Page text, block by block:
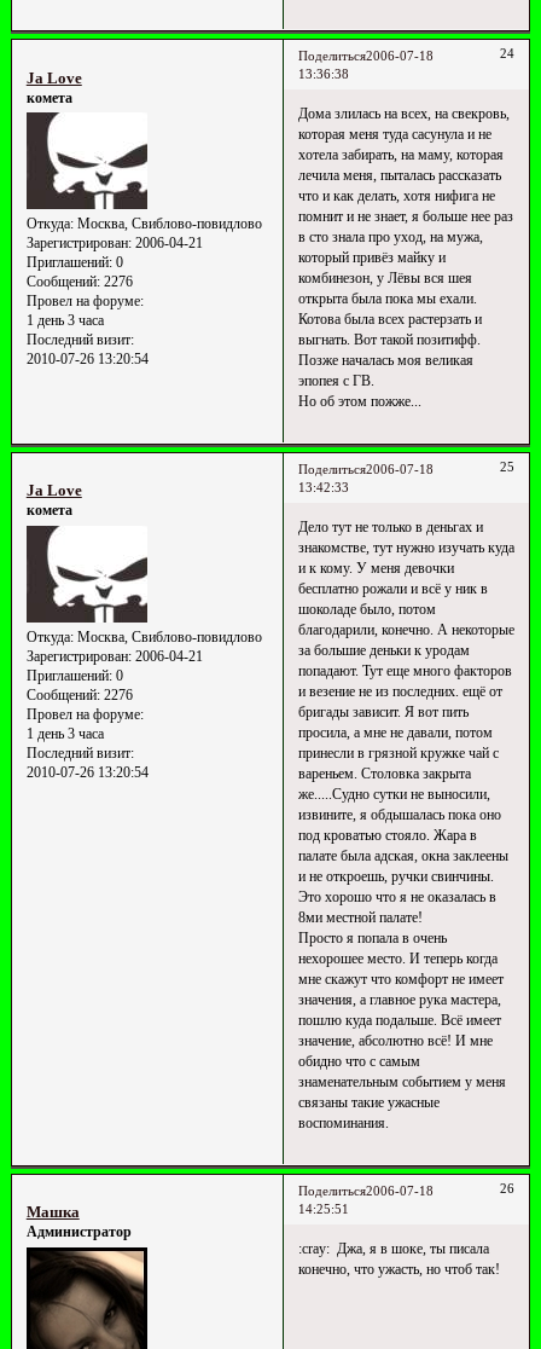
Поделиться 24
2006-07-18
13:36:38
Ja Love
комета
Откуда:Москва, Свиблово-повидлово
Зарегистрирован: 2006-04-21
Приглашений:0
Сообщений:2276
Провел на форуме:
1 день 3 часа
Последний визит:
2010-07-26 13:20:54
Дома злилась на всех, на свекровь,
которая меня туда сасунула и не
хотела забирать, на маму, которая
лечила меня, пыталась рассказать
что и как делать, хотя нифига не
помнит и не знает, я больше нее раз
в сто знала про уход, на мужа,
который привёз майку и
комбинезон, у Лёвы вся шея
открыта была пока мы ехали.
Котова была всех растерзать и
выгнать. Вот такой позитифф.
Позже началась моя великая
эпопея с ГВ.
Но об этом пожже...
Поделиться 25
2006-07-18
13:42:33
Ja Love
комета
Откуда:Москва, Свиблово-повидлово
Зарегистрирован: 2006-04-21
Приглашений:0
Сообщений:2276
Провел на форуме:
1 день 3 часа
Последний визит:
2010-07-26 13:20:54
Дело тут не только в деньгах и
знакомстве, тут нужно изучать куда
и к кому. У меня девочки
бесплатно рожали и всё у ник в
шоколаде было, потом
благодарили, конечно. А некоторые
за большие деньки к уродам
попадают. Тут еще много факторов
и везение не из последних. ещё от
бригады зависит. Я вот пить
просила, а мне не давали, потом
принесли в грязной кружке чай с
вареньем. Столовка закрыта
же.....Судно сутки не выносили,
извините, я обдышалась пока оно
под кроватью стояло. Жара в
палате была адская, окна заклеены
и не откроешь, ручки свинчины.
Это хорошо что я не оказалась в
8ми местной палате!
Просто я попала в очень
нехорошее место. И теперь когда
мне скажут что комфорт не имеет
значения, а главное рука мастера,
пошлю куда подальше. Всё имеет
значение, абсолютно всё! И мне
обидно что с самым
знаменательным событием у меня
связаны такие ужасные
воспоминания.
Поделиться 26
2006-07-18
14:25:51
Машка
Администратор
:cray: Джа, я в шоке, ты писала
конечно, что ужасть, но чтоб так!